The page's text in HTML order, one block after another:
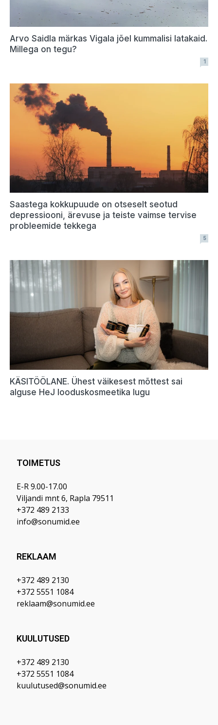
TOIMETUS
E-R 9.00-17.00
Viljandi mnt 6, Rapla 79511
+372 489 2133
info@sonumid.ee
REKLAAM
+372 489 2130
+372 5551 1084
reklaam@sonumid.ee
KUULUTUSED
+372 489 2130
+372 5551 1084
kuulutused@sonumid.ee